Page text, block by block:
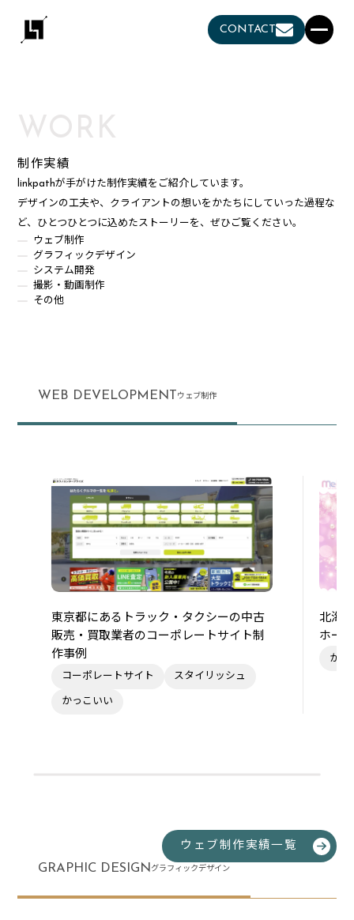
CONTACT
制作実績
WORK
linkpathが手がけた制作実績をご紹介しています。
デザインの工夫や、クライアントの想いをかたちにしていった過程な
ど、ひとつひとつに込めたストーリーを、ぜひご覧ください。
ウェブ制作
グラフィックデザイン
システム開発
撮影・動画制作
その他
WEB DEVELOPMENT ウェブ制作
東京都にあるトラック・タクシーの中古
販売・買取業者のコーポレートサイト制
作事例
コーポレートサイト スタイリッシュ
かっこいい
北海
ホー
かわ
ウェブ制作実績一覧
GRAPHIC DESIGN グラフィックデザイン